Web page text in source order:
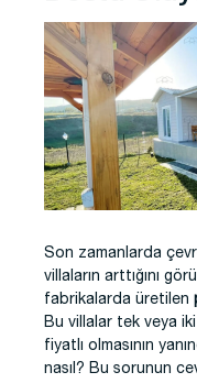
Son zamanlarda
villaların arttığını
fabrikalarda üretilen
Bu villalar tek veya
fiyatlı olmasının
nasıl? Bu sorunun